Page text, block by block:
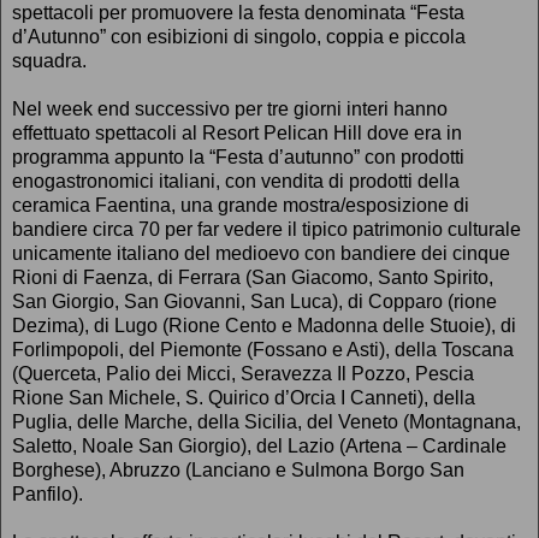
spettacoli per promuovere la festa denominata “Festa
d’Autunno” con esibizioni di singolo, coppia e piccola
squadra.
Nel week end successivo per tre giorni interi hanno
effettuato spettacoli al Resort Pelican Hill dove era in
programma appunto la “Festa d’autunno” con prodotti
enogastronomici italiani, con vendita di prodotti della
ceramica Faentina, una grande mostra/esposizione di
bandiere circa 70 per far vedere il tipico patrimonio culturale
unicamente italiano del medioevo con bandiere dei cinque
Rioni di Faenza, di Ferrara (San Giacomo, Santo Spirito,
San Giorgio, San Giovanni, San Luca), di Copparo (rione
Dezima), di Lugo (Rione Cento e Madonna delle Stuoie), di
Forlimpopoli, del Piemonte (Fossano e Asti), della Toscana
(Querceta, Palio dei Micci, Seravezza Il Pozzo, Pescia
Rione San Michele, S. Quirico d’Orcia I Canneti), della
Puglia, delle Marche, della Sicilia, del Veneto (Montagnana,
Saletto, Noale San Giorgio), del Lazio (Artena – Cardinale
Borghese), Abruzzo (Lanciano e Sulmona Borgo San
Panfilo).